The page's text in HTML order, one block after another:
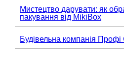
Мистецтво дарувати: як
пакування від MikiBox
Будівельна компанія Профі